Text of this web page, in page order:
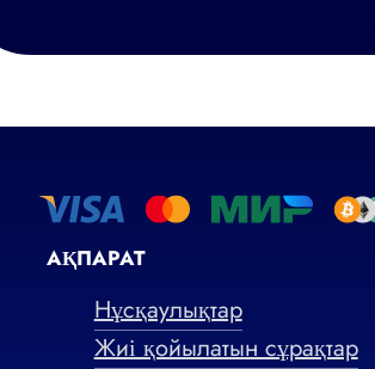
АҚПАРАТ
Нұсқаулықтар
Жиі қойылатын сұрақтар